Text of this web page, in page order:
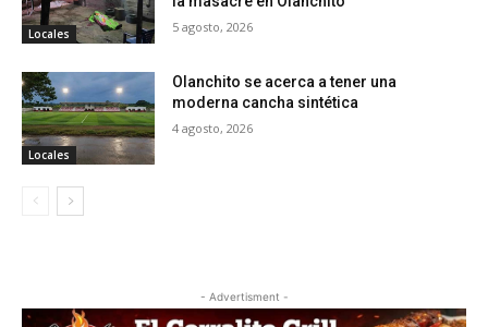
Locales 5 agosto, 2026
Locales
Olanchito se acerca a tener una
moderna cancha sintética
4 agosto, 2026
- Advertisment -